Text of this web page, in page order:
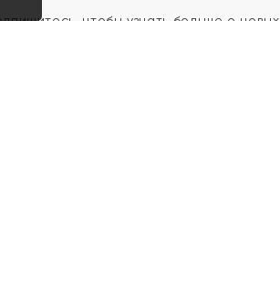
чтобы узнать больше о новых